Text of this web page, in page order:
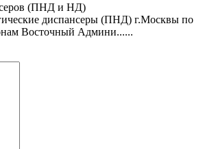
(ПНД и НД)
диспансеры (ПНД) г.Москвы по
Восточный Админи......